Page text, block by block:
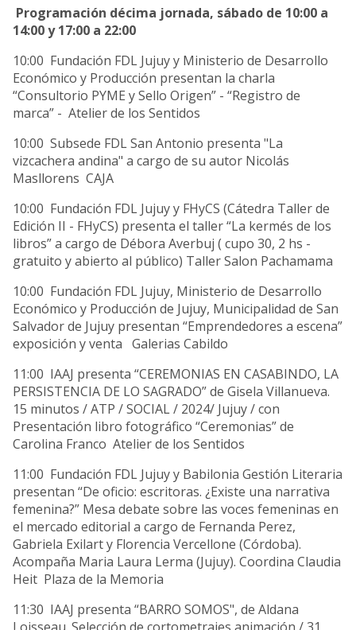
Programación décima jornada, sábado de 10:00 a
14:00 y 17:00 a 22:00
10:00 Fundación FDL Jujuy y Ministerio de Desarrollo
Económico y Producción presentan la charla
“Consultorio PYME y Sello Origen” - “Registro de
marca” - Atelier de los Sentidos
10:00 Subsede FDL San Antonio presenta "La
vizcachera andina" a cargo de su autor Nicolás
Masllorens CAJA
10:00 Fundación FDL Jujuy y FHyCS (Cátedra Taller de
Edición II - FHyCS) presenta el taller “La kermés de los
libros” a cargo de Débora Averbuj ( cupo 30, 2 hs -
gratuito y abierto al público) Taller Salon Pachamama
10:00 Fundación FDL Jujuy, Ministerio de Desarrollo
Económico y Producción de Jujuy, Municipalidad de San
Salvador de Jujuy presentan “Emprendedores a escena”
exposición y venta Galerias Cabildo
11:00 IAAJ presenta “CEREMONIAS EN CASABINDO, LA
PERSISTENCIA DE LO SAGRADO” de Gisela Villanueva.
15 minutos / ATP / SOCIAL / 2024/ Jujuy / con
Presentación libro fotográfico “Ceremonias” de
Carolina Franco Atelier de los Sentidos
11:00 Fundación FDL Jujuy y Babilonia Gestión Literaria
presentan “De oficio: escritoras. ¿Existe una narrativa
femenina?” Mesa debate sobre las voces femeninas en
el mercado editorial a cargo de Fernanda Perez,
Gabriela Exilart y Florencia Vercellone (Córdoba).
Acompaña Maria Laura Lerma (Jujuy). Coordina Claudia
Heit Plaza de la Memoria
11:30 IAAJ presenta “BARRO SOMOS", de Aldana